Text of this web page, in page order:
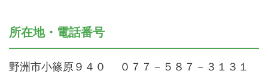
所在地・電話番号
野洲市小篠原９４０ ０７７－５８７－３１３１